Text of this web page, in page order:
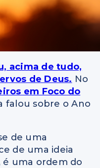
acima de tudo,
de Deus. No
em Foco do
falou sobre o Ano
de uma
de uma ideia
uma ordem do